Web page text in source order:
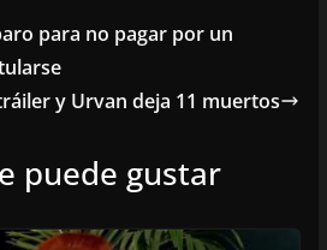
para no pagar por un
y Urvan deja 11 muertos
puede gustar